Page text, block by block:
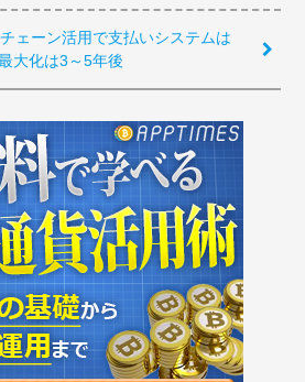
ェーン活用で支払いシステムは
大化は3～5年後